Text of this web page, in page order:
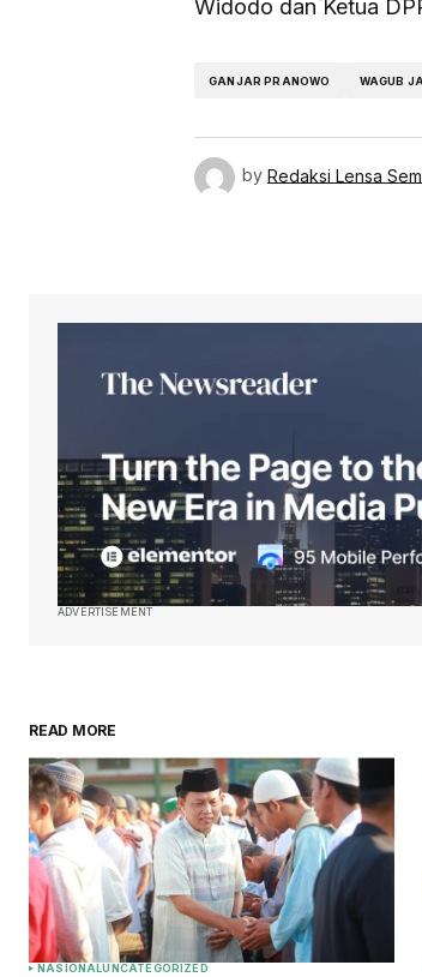
Widodo dan Ketua
GANJAR PRANOWO WAGUB
by Redaksi Lensa
ADVERTISEMENT
READ MORE
NASIONALUNCATEGORIZED